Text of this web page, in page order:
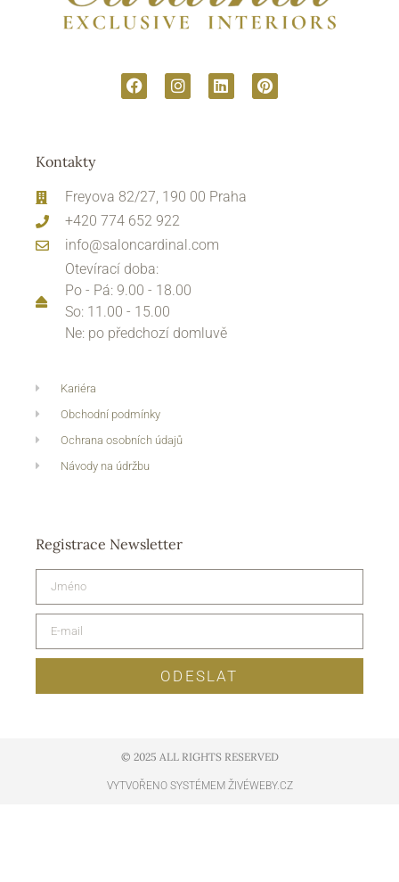
Kontakty
Freyova 82/27, 190 00 Praha
+420 774 652 922
info@saloncardinal.com
Otevírací doba:
Po - Pá: 9.00 - 18.00
So: 11.00 - 15.00
Ne: po předchozí domluvě
Kariéra
Obchodní podmínky
Ochrana osobních údajů
Návody na údržbu
Registrace Newsletter
ODESLAT
© 2025 ALL RIGHTS RESERVED​
VYTVOŘENO SYSTÉMEM ŽIVÉWEBY.CZ